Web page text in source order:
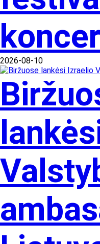
2026-08-10